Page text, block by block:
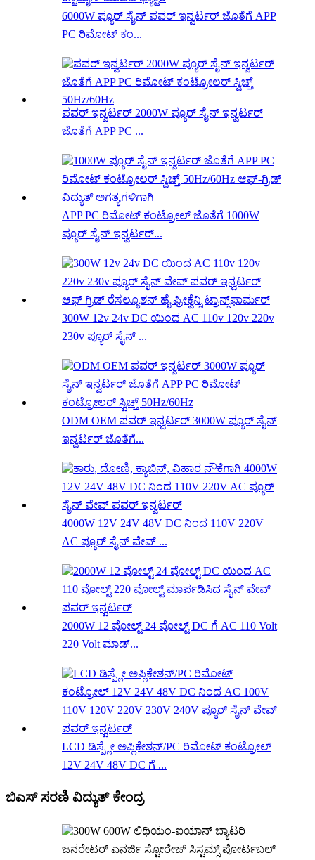
6000W ಪ್ಯೂರ್ ಸೈನ್ ಪವರ್ ಇನ್ವರ್ಟರ್ ಜೊತೆಗೆ APP
PC ರಿಮೋಟ್ ಕಂ...
ಪವರ್ ಇನ್ವರ್ಟರ್ 2000W ಪ್ಯೂರ್ ಸೈನ್ ಇನ್ವರ್ಟರ್
ಜೊತೆಗೆ APP PC ...
APP PC ರಿಮೋಟ್ ಕಂಟ್ರೋಲ್ ಜೊತೆಗೆ 1000W
ಪ್ಯೂರ್ ಸೈನ್ ಇನ್ವರ್ಟರ್...
300W 12v 24v DC ಯಿಂದ AC 110v 120v 220v
230v ಪ್ಯೂರ್ ಸೈನ್ ...
ODM OEM ಪವರ್ ಇನ್ವರ್ಟರ್ 3000W ಪ್ಯೂರ್ ಸೈನ್
ಇನ್ವರ್ಟರ್ ಜೊತೆಗೆ...
4000W 12V 24V 48V DC ನಿಂದ 110V 220V
AC ಪ್ಯೂರ್ ಸೈನ್ ವೇವ್ ...
2000W 12 ವೋಲ್ಟ್ 24 ವೋಲ್ಟ್ DC ಗೆ AC 110 Volt
220 Volt ಮಾಡ್...
LCD ಡಿಸ್ಪ್ಲೇ ಅಪ್ಲಿಕೇಶನ್/PC ರಿಮೋಟ್ ಕಂಟ್ರೋಲ್
12V 24V 48V DC ಗೆ ...
ಬಿಎಸ್ ಸರಣಿ ವಿದ್ಯುತ್ ಕೇಂದ್ರ